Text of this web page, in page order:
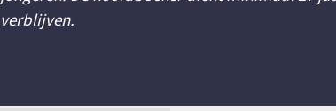
verblijven.